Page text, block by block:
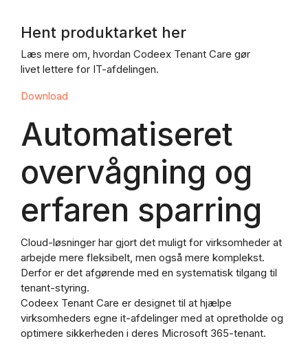
Hent produktarket her
Læs mere om, hvordan Codeex Tenant Care gør
livet lettere for IT-afdelingen.
Download
Automatiseret
overvågning og
erfaren sparring
Cloud-løsninger har gjort det muligt for virksomheder at
arbejde mere fleksibelt, men også mere komplekst.
Derfor er det afgørende med en systematisk tilgang til
tenant-styring.
Codeex Tenant Care er designet til at hjælpe
virksomheders egne it-afdelinger med at opretholde og
optimere sikkerheden i deres Microsoft 365-tenant.